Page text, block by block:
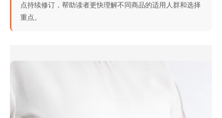
点持续修订，帮助读者更快理解不同商品的适用人群和选择
重点。